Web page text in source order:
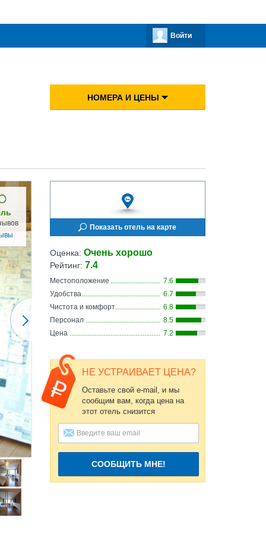
Войти
НОМЕРА И ЦЕНЫ
Показать отель на карте
Оценка: Очень хорошо
Рейтинг: 7.4
Местоположение
7.6
Удобства
6.7
Чистота и комфорт
6.8
Персонал
8.5
Цена
7.2
НЕ УСТРАИВАЕТ ЦЕНА?
Оставьте свой e-mail, и мы
сообщим вам, когда цена на
этот отель снизится
СООБЩИТЬ МНЕ!